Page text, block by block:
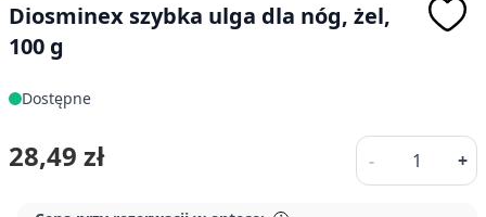
Diosminex szybka ulga dla nóg, żel,
100 g
Dostępne
28,49 zł -
Ilość
+